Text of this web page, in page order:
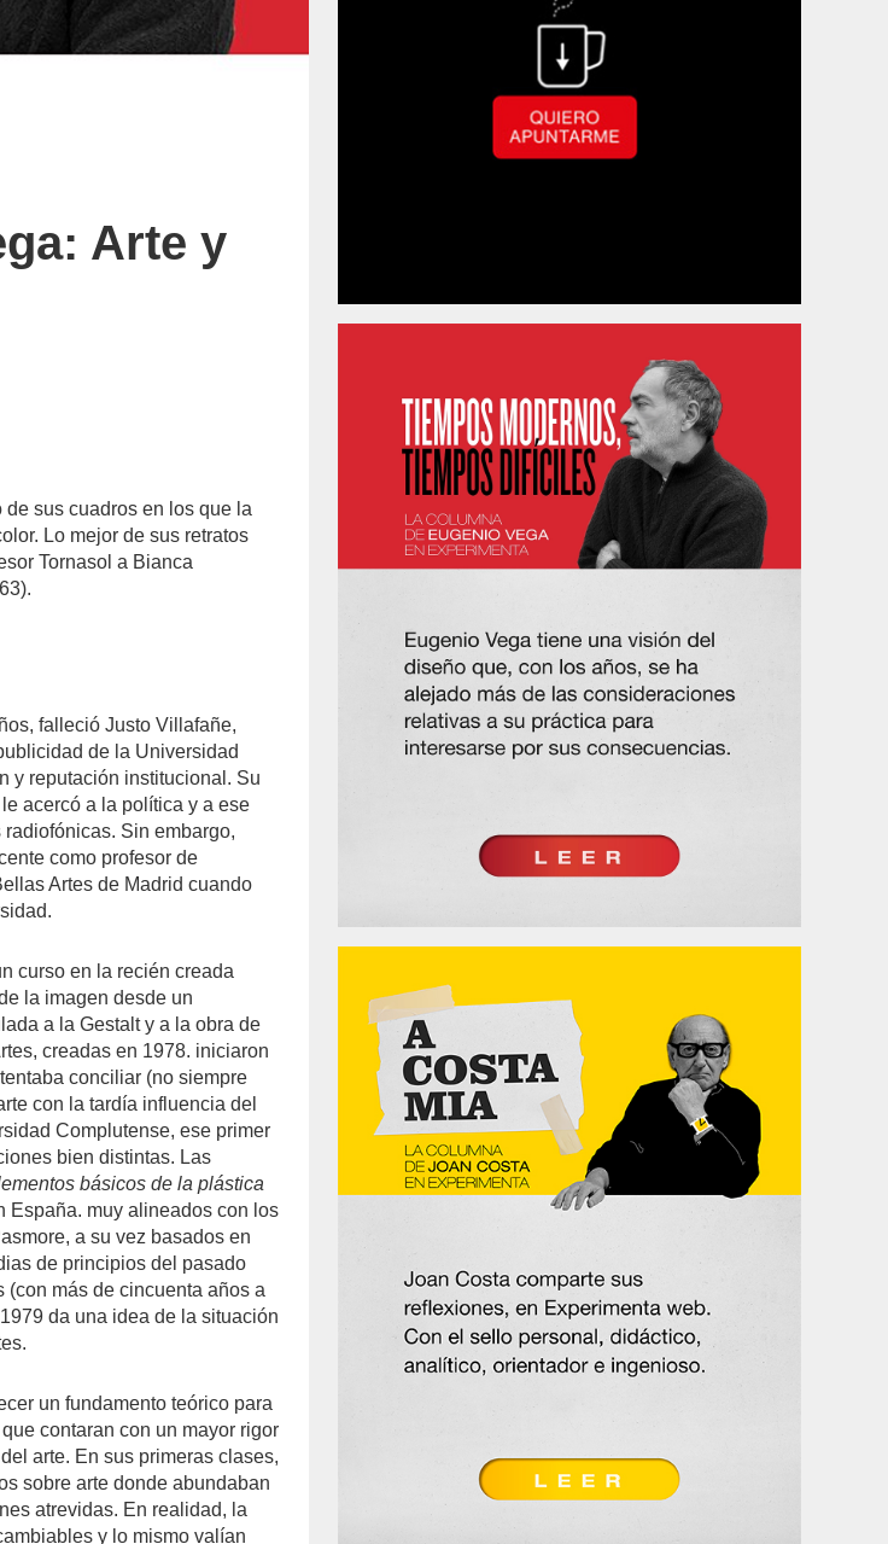
Arte y
sus cuadros en los que la
Lo mejor de sus retratos
Tornasol a Bianca
falleció Justo Villafañe,
de la Universidad
y reputación institucional. Su
acercó a la política y a ese
Sin embargo,
como profesor de
Artes de Madrid cuando
curso en la recién creada
la imagen desde un
a la Gestalt y a la obra de
creadas en 1978. iniciaron
conciliar (no siempre
con la tardía influencia del
Complutense, ese primer
bien distintas. Las
básicos de la plástica
España. muy alineados con los
a su vez basados en
de principios del pasado
más de cincuenta años a
da una idea de la situación
un fundamento teórico para
contaran con un mayor rigor
arte. En sus primeras clases,
sobre arte donde abundaban
atrevidas. En realidad, la
y lo mismo valían